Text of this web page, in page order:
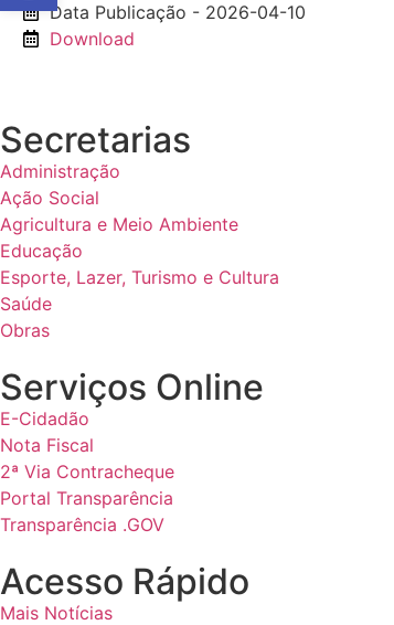
Data Publicação - 2026-04-10
Download
Secretarias
Administração
Ação Social
Agricultura e Meio Ambiente
Educação
Esporte, Lazer, Turismo e Cultura
Saúde
Obras
Serviços Online
E-Cidadão
Nota Fiscal
2ª Via Contracheque
Portal Transparência
Transparência .GOV
Acesso Rápido
Mais Notícias